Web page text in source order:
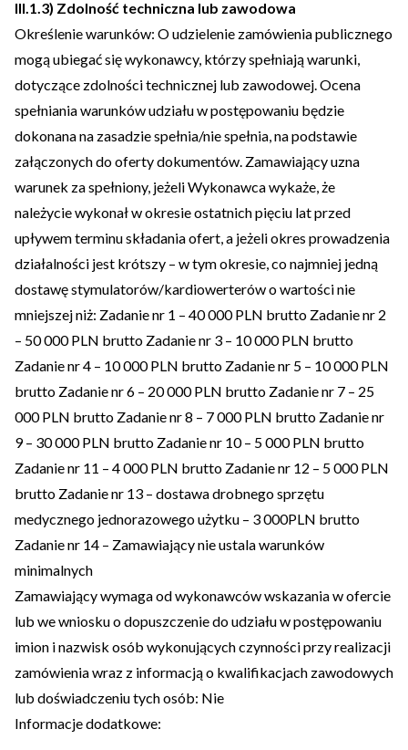
III.1.3) Zdolność techniczna lub zawodowa
Określenie warunków: O udzielenie zamówienia publicznego
mogą ubiegać się wykonawcy, którzy spełniają warunki,
dotyczące zdolności technicznej lub zawodowej. Ocena
spełniania warunków udziału w postępowaniu będzie
dokonana na zasadzie spełnia/nie spełnia, na podstawie
załączonych do oferty dokumentów. Zamawiający uzna
warunek za spełniony, jeżeli Wykonawca wykaże, że
należycie wykonał w okresie ostatnich pięciu lat przed
upływem terminu składania ofert, a jeżeli okres prowadzenia
działalności jest krótszy – w tym okresie, co najmniej jedną
dostawę stymulatorów/kardiowerterów o wartości nie
mniejszej niż: Zadanie nr 1 – 40 000 PLN brutto Zadanie nr 2
– 50 000 PLN brutto Zadanie nr 3 – 10 000 PLN brutto
Zadanie nr 4 – 10 000 PLN brutto Zadanie nr 5 – 10 000 PLN
brutto Zadanie nr 6 – 20 000 PLN brutto Zadanie nr 7 – 25
000 PLN brutto Zadanie nr 8 – 7 000 PLN brutto Zadanie nr
9 – 30 000 PLN brutto Zadanie nr 10 – 5 000 PLN brutto
Zadanie nr 11 – 4 000 PLN brutto Zadanie nr 12 – 5 000 PLN
brutto Zadanie nr 13 – dostawa drobnego sprzętu
medycznego jednorazowego użytku – 3 000PLN brutto
Zadanie nr 14 – Zamawiający nie ustala warunków
minimalnych
Zamawiający wymaga od wykonawców wskazania w ofercie
lub we wniosku o dopuszczenie do udziału w postępowaniu
imion i nazwisk osób wykonujących czynności przy realizacji
zamówienia wraz z informacją o kwalifikacjach zawodowych
lub doświadczeniu tych osób: Nie
Informacje dodatkowe: